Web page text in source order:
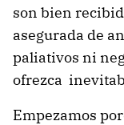
son bien
asegurada de
paliativos ni
ofrezca
Empezamos